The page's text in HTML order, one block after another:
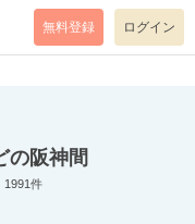
level=notice
無料登録 ログイン
の阪神間
1991件